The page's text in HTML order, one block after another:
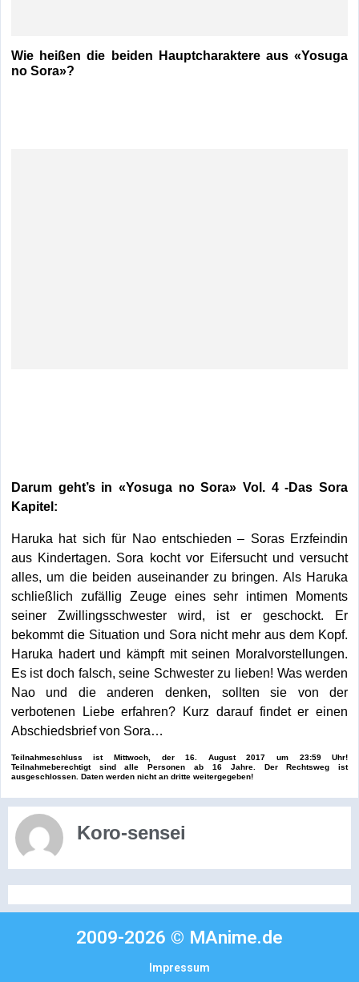
Wie heißen die beiden Hauptcharaktere aus «Yosuga
no Sora»?
Darum geht’s in «Yosuga no Sora» Vol. 4 -Das Sora
Kapitel:
Haruka hat sich für Nao entschieden – Soras Erzfeindin
aus Kindertagen. Sora kocht vor Eifersucht und versucht
alles, um die beiden auseinander zu bringen. Als Haruka
schließlich zufällig Zeuge eines sehr intimen Moments
seiner Zwillingsschwester wird, ist er geschockt. Er
bekommt die Situation und Sora nicht mehr aus dem Kopf.
Haruka hadert und kämpft mit seinen Moralvorstellungen.
Es ist doch falsch, seine Schwester zu lieben! Was werden
Nao und die anderen denken, sollten sie von der
verbotenen Liebe erfahren? Kurz darauf findet er einen
Abschiedsbrief von Sora…
Teilnahmeschluss ist Mittwoch, der 16. August 2017 um 23:59 Uhr!
Teilnahmeberechtigt sind alle Personen ab 16 Jahre. Der Rechtsweg ist
ausgeschlossen. Daten werden nicht an dritte weitergegeben!
Koro-sensei
2009-2026 © MAnime.de
Impressum